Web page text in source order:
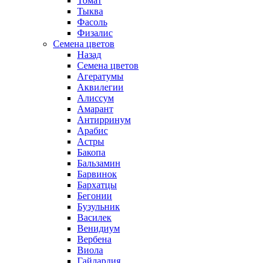
Тыква
Фасоль
Физалис
Семена цветов
Назад
Семена цветов
Агератумы
Аквилегии
Алиссум
Амарант
Антирринум
Арабис
Астры
Бакопа
Бальзамин
Барвинок
Бархатцы
Бегонии
Бузульник
Василек
Венидиум
Вербена
Виола
Гайлардия